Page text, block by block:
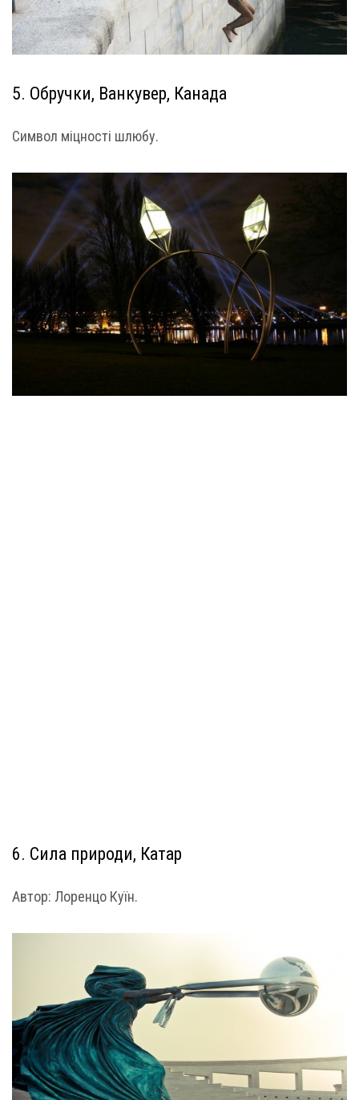
5. Обручки, Ванкувер, Канада
Символ міцності шлюбу.
6. Сила природи, Катар
Автор: Лоренцо Куїн.